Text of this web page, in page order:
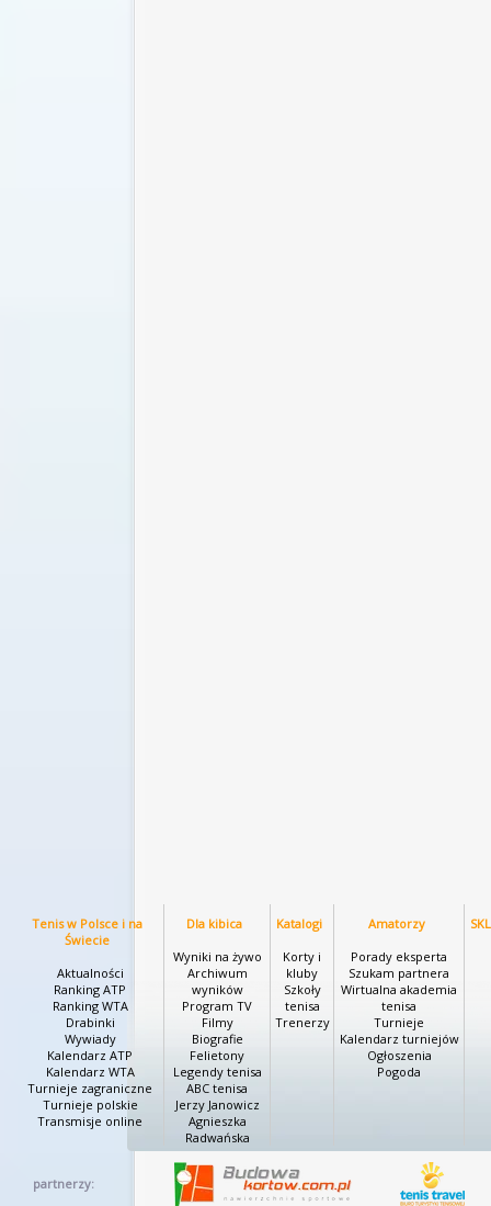
Tenis w Polsce i na
Świecie
Aktualności
Ranking ATP
Ranking WTA
Drabinki
Wywiady
Kalendarz ATP
Kalendarz WTA
Turnieje zagraniczne
Turnieje polskie
Transmisje online
Dla kibica
Wyniki na żywo
Archiwum
wyników
Program TV
Filmy
Biografie
Felietony
Legendy tenisa
ABC tenisa
Jerzy Janowicz
Agnieszka
Radwańska
Katalogi
Korty i
kluby
Szkoły
tenisa
Trenerzy
Amatorzy
Porady eksperta
Szukam partnera
Wirtualna akademia
tenisa
Turnieje
Kalendarz turniejów
Ogłoszenia
Pogoda
partnerzy: